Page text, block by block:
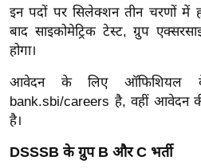
य
त
यं
ग
इं
डि
इन पदों पर सिलेक्शन तीन चरणों में
बाद साइकोमेट्रिक टेस्ट, ग्रुप
होगा।
आवेदन के लिए ऑफिशियल
bank.sbi/careers है, वहीं आवेदन
है।
DSSSB के ग्रुप B और C भर्ती